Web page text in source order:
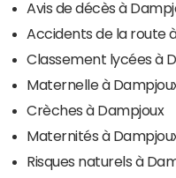
Avis de décès à
Accidents de la route
Classement lycées à
Maternelle à
Crèches à Dampjoux
Maternités à
Risques naturels à